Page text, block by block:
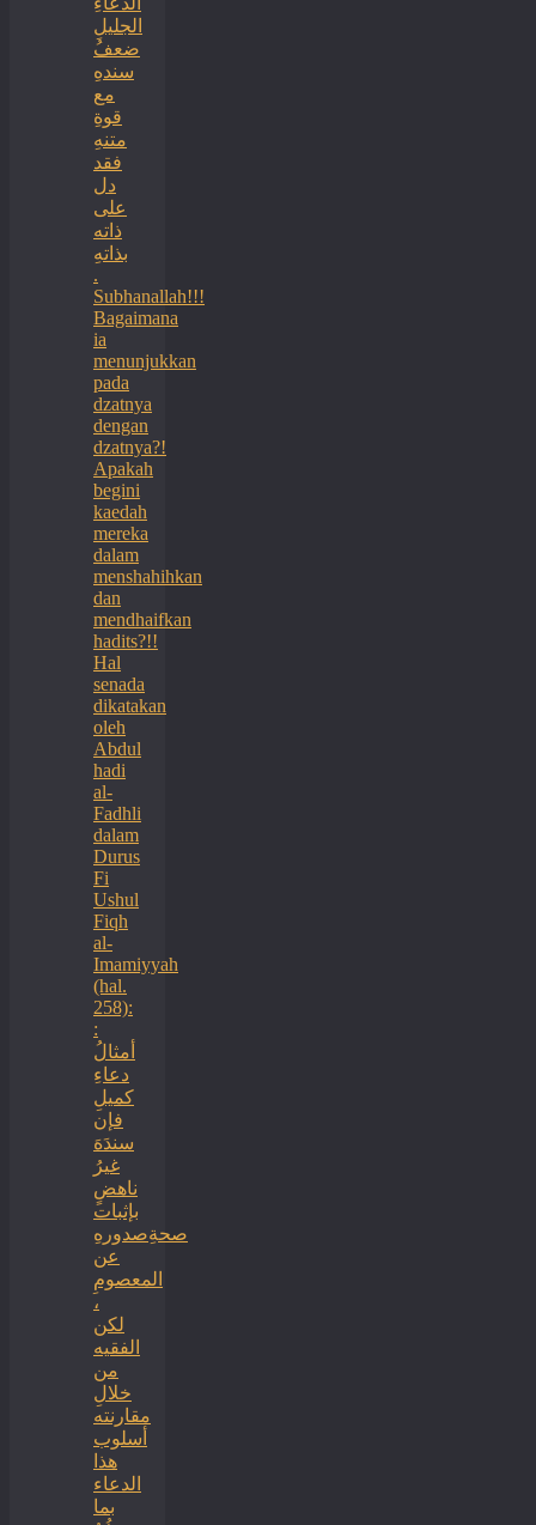
الجليلِ
ضعفُ
سندهِ
مع
قوةِ
متنهِ
فقد
دل
على
ذاته
بذاتهِ
.
Subhanallah!!!
Bagaimana
ia
menunjukkan
pada
dzatnya
dengan
dzatnya?!
Apakah
begini
kaedah
mereka
dalam
menshahihkan
dan
mendhaifkan
hadits?!!
Hal
senada
dikatakan
oleh
Abdul
hadi
al-
Fadhli
dalam
Durus
Fi
Ushul
Fiqh
al-
Imamiyyah
(hal.
258):
:
أمثالُ
دعاءِ
كميلِ
فإن
سندَهَ
غيرُ
ناهضٍ
بإثبات
صحةِصدورهِ
عن
المعصومِ
،
لكن
الفقيه
من
خلالِ
مقارنته
أسلوب
هذا
الدعاء
بما